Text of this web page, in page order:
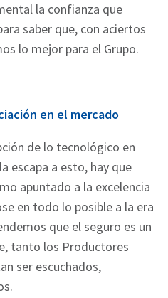
la confianza que
saber que, con aciertos
lo mejor para el Grupo.
en el mercado
de lo tecnológico en
escapa a esto, hay que
apuntado a la excelencia
en todo lo posible a la era
que el seguro es un
tanto los Productores
ser escuchados,